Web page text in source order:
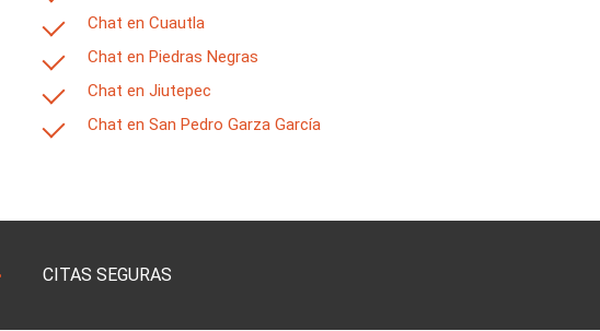
Chat en Cuautla
Chat en Piedras Negras
Chat en Jiutepec
Chat en San Pedro Garza García
CITAS SEGURAS